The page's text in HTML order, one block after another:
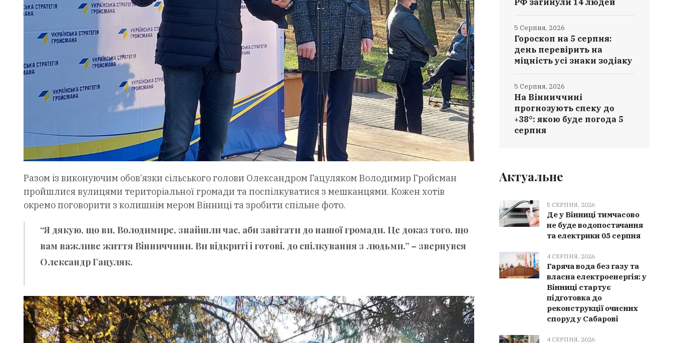
Разом із виконуючим обов’язки сільського голови Олександром Гацуляком Володимир Гройсман
пройшлися вулицями територіальної громади та поспілкуватися з мешканцями. Кожен хотів
окремо поговорити з колишнім мером Вінниці та зробити спільне фото.
“Я дякую, що ви, Володимире, знайшли час, аби завітати до нашої громади. Це доказ того, що
вам важливе життя Вінниччини. Ви відкриті і готові, до спілкування з людьми.” – звернувся
Олександр Гацуляк.
РФ загинули 14 людей
Гороскоп на 5 серпня:
день перевірить на
міцність усі знаки зодіаку
5 Серпня, 2026
На Вінниччині
прогнозують спеку до
+38°: якою буде погода 5
серпня
5 Серпня, 2026
Актуальне
5 СЕРПНЯ, 2026
Де у Вінниці тимчасово
не буде водопостачання
та електрики 05 серпня
4 СЕРПНЯ, 2026
Гаряча вода без газу та
власна електроенергія: у
Вінниці стартує
підготовка до
реконструкції очисних
споруд у Сабарові
4 СЕРПНЯ, 2026